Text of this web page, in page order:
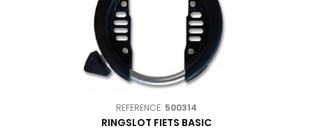
REFERENCE: 500314
RINGSLOT FIETS BASIC